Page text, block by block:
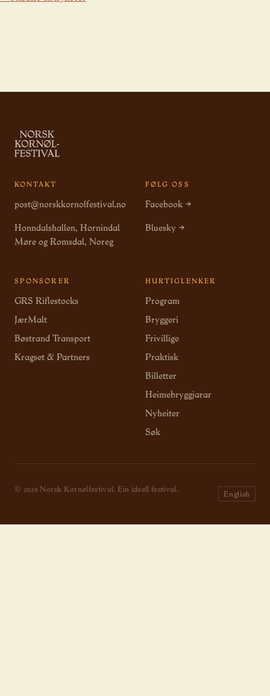
KONTAKT
post@norskkornolfestival.no
Honndalshallen, Hornindal
Møre og Romsdal, Noreg
FØLG OSS
Facebook →
Bluesky →
SPONSORER
GRS Riflestocks
JærMalt
Bøstrand Transport
Kragset & Partners
HURTIGLENKER
Program
Bryggeri
Frivillige
Praktisk
Billetter
Heimebryggjarar
Nyheiter
Søk
© 2026 Norsk Kornølfestival. Ein ideell festival.
English